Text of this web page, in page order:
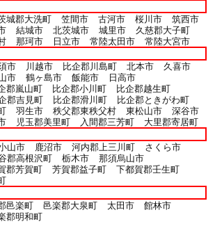
城郡大洗町 笠間市 古河市 桜川市
筑西市
結城市 北茨城市 城里市
久慈郡大子町
那珂市 日立市 常陸太田市
常陸大宮市
市 川越市 比企郡川島町 北本市
久喜市
市 鶴ヶ島市 飯能市
日高市
郡嵐山町 比企郡小川町
比企郡越生町
郡吉見町 比企郡滑川町
比企郡ときがわ町
羽生市 秩父郡東秩父村 東松山市
深谷市
児玉郡美里町 入間郡三芳町
大里郡寄居町
山市 鹿沼市 河内郡上三川町
さくら市
郡高根沢町 栃木市
那須烏山市
郡芳賀町 芳賀郡益子町
下都賀郡壬生町
邑楽町 邑楽郡大泉町 太田市
館林市
郡明和町